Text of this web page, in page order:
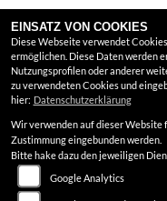
EINSATZ VON COOKIES
Diese Webseite verwendet
ermöglichen. Diese Daten werden
Nutzungsprofilen oder anderer
zu verwendeten Cookies und
hier: Datenschutzerklärung
Wir verwenden auf dieser Website
Zustimmung eingebunden werden.
Bitte hake dazu den jeweiligen
Google Analytics